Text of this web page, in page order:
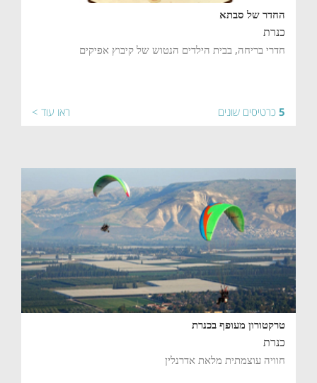
החדר של סבתא
כנרת
חדרי בריחה, בבית הילדים הנטוש של קיבוץ אפיקים
5 כרטיסים שונים ראו עוד >
טרקטורון מעופף בכנרת
כנרת
חוויה עוצמתית מלאת אדרנלין